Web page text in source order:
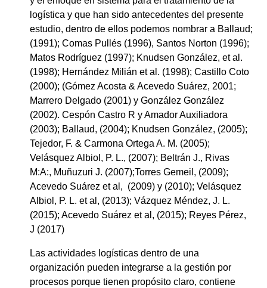
logística y que han sido antecedentes del presente
estudio, dentro de ellos podemos nombrar a Ballaud;
(1991); Comas Pullés (1996), Santos Norton (1996);
Matos Rodríguez (1997); Knudsen González, et al.
(1998); Hernández Milián et al. (1998); Castillo Coto
(2000); (Gómez Acosta & Acevedo Suárez, 2001;
Marrero Delgado (2001) y González González
(2002). Cespón Castro R y Amador Auxiliadora
(2003); Ballaud, (2004); Knudsen González, (2005);
Tejedor, F. & Carmona Ortega A. M. (2005);
Velásquez Albiol, P. L., (2007); Beltrán J., Rivas
M:A:, Muñuzuri J. (2007);Torres Gemeil, (2009);
Acevedo Suárez et al, (2009) y (2010); Velásquez
Albiol, P. L. et al, (2013); Vázquez Méndez, J. L.
(2015); Acevedo Suárez et al, (2015); Reyes Pérez,
J (2017)
Las actividades logísticas dentro de una
organización pueden integrarse a la gestión por
procesos porque tienen propósito claro, contiene